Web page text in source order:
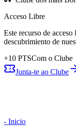
Acceso Libre
Este recurso de
descubrimiento de
+10 PTSCom o Clube
Junta-te ao Clube
- Inicio